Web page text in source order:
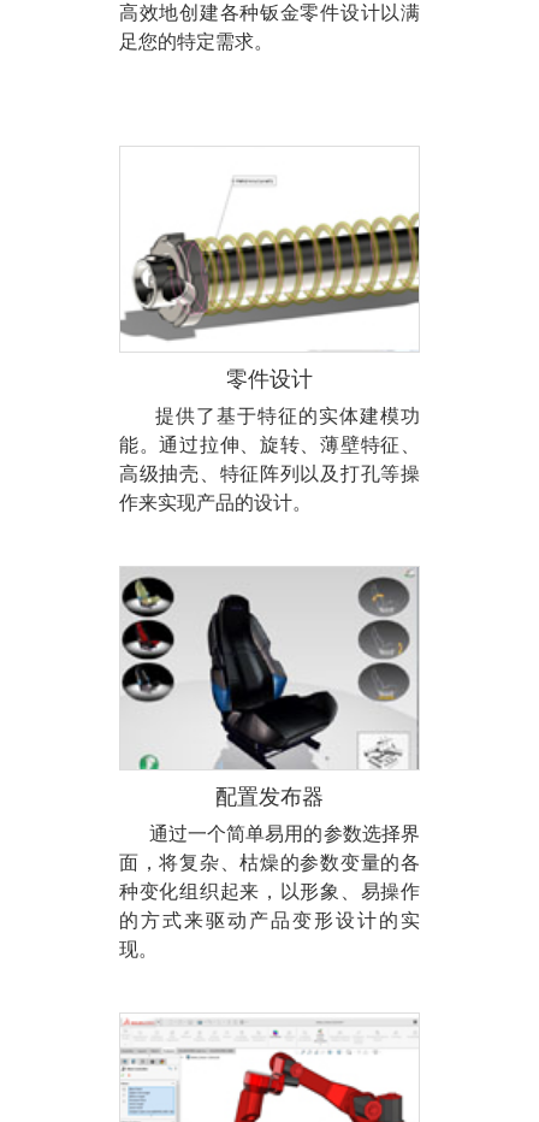
高效地创建各种钣金零件设计以满
足您的特定需求。
零件设计
提供了基于特征的实体建模功
能。通过拉伸、旋转、薄壁特征、
高级抽壳、特征阵列以及打孔等操
作来实现产品的设计。
配置发布器
通过一个简单易用的参数选择界
面，将复杂、枯燥的参数变量的各
种变化组织起来，以形象、易操作
的方式来驱动产品变形设计的实
现。